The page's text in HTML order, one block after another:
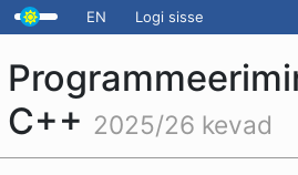
EN
Logi sisse
C++ 2025/26 kevad